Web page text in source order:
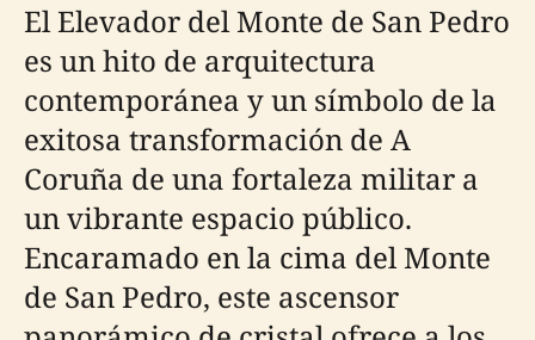
El Elevador del Monte de San Pedro
es un hito de arquitectura
contemporánea y un símbolo de la
exitosa transformación de A
Coruña de una fortaleza militar a
un vibrante espacio público.
Encaramado en la cima del Monte
de San Pedro, este ascensor